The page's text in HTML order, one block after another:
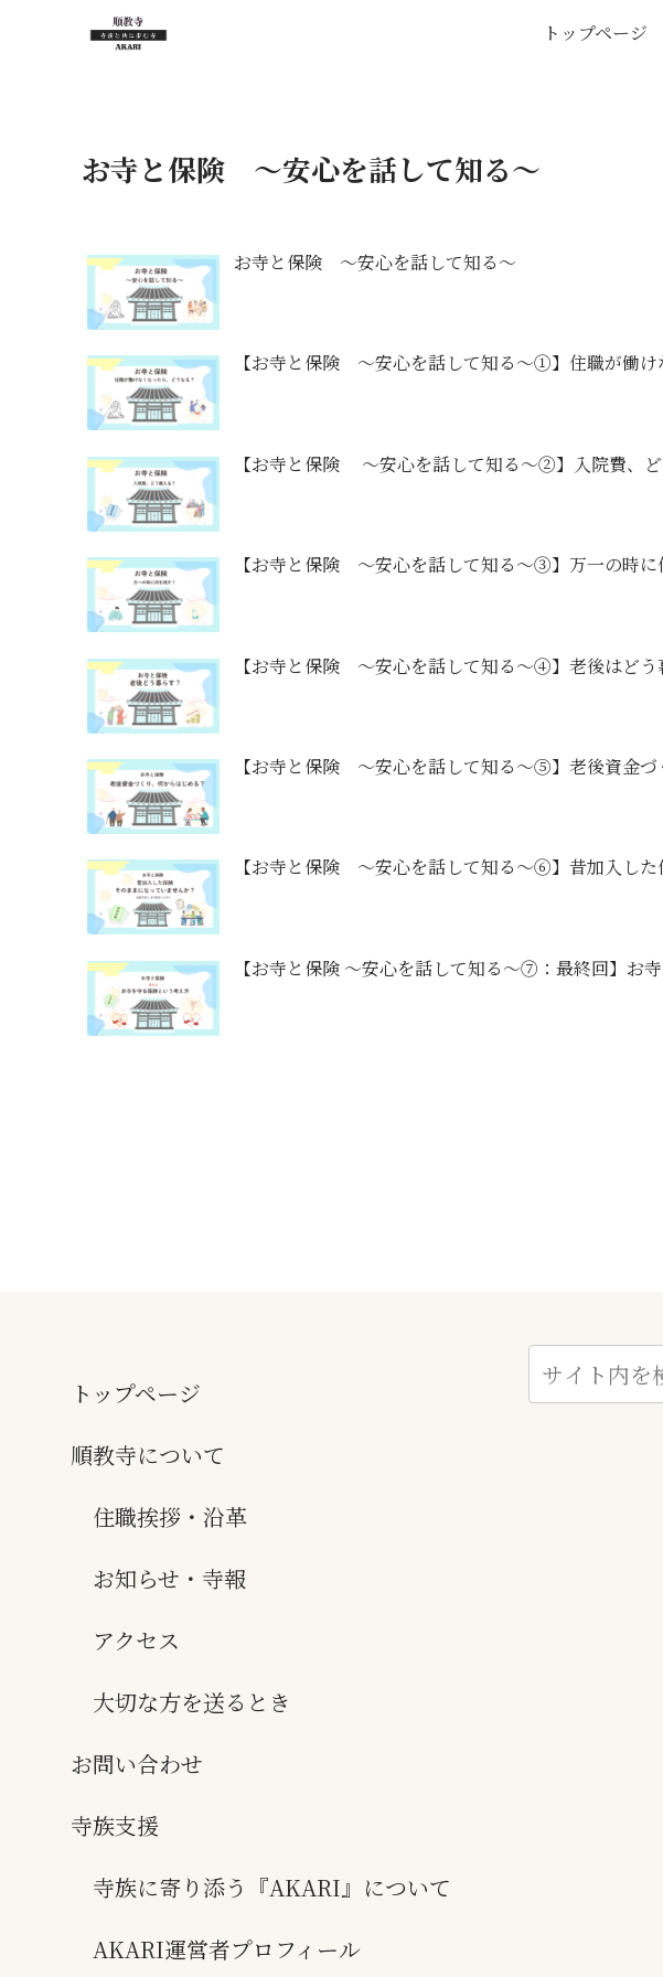
トップページ
お寺と保険 ～安心を話して知る～
お寺と保険 ～安心を話して知る～
【お寺と保険 ～安心を話して知る～①】住職が働け
【お寺と保険 ～安心を話して知る～②】入院費、ど
【お寺と保険 ～安心を話して知る～③】万一の時に
【お寺と保険 ～安心を話して知る～④】老後はどう
【お寺と保険 ～安心を話して知る～⑤】老後資金づ
【お寺と保険 ～安心を話して知る～⑥】昔加入した
【お寺と保険 ～安心を話して知る～⑦：最終回】お
トップページ
順教寺について
住職挨拶・沿革
お知らせ・寺報
アクセス
大切な方を送るとき
お問い合わせ
寺族支援
寺族に寄り添う『AKARI』について
AKARI運営者プロフィール